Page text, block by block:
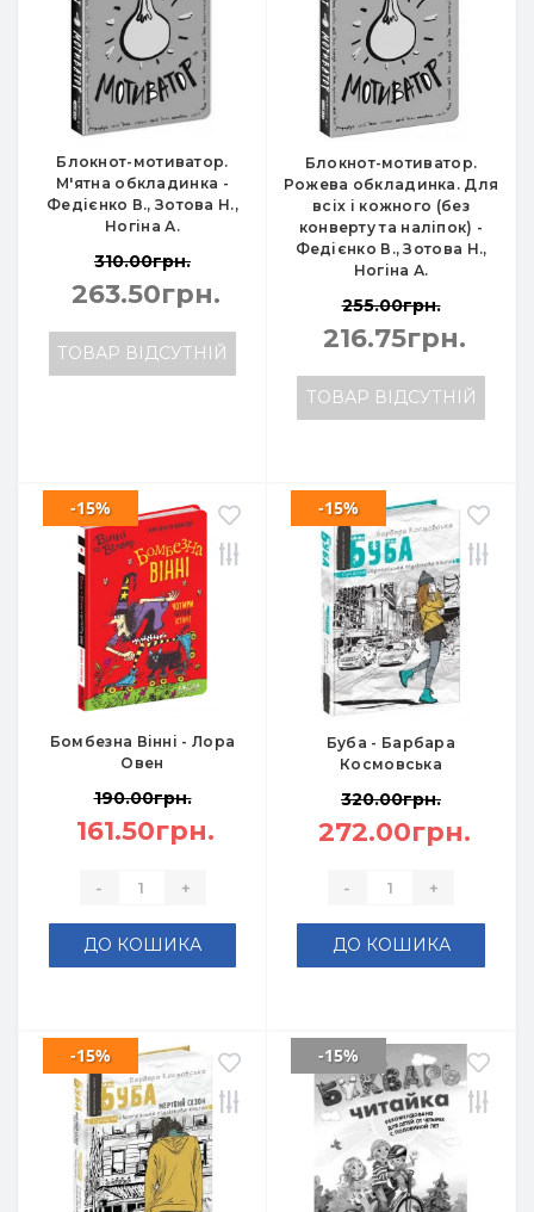
Блокнот-мотиватор.
М'ятна обкладинка -
Федієнко В., Зотова Н.,
Ногіна А.
310.00грн.
263.50грн.
ТОВАР ВІДСУТНІЙ
Блокнот-мотиватор.
Рожева обкладинка. Для
всіх і кожного (без
конверту та наліпок) -
Федієнко В., Зотова Н.,
Ногіна А.
255.00грн.
216.75грн.
ТОВАР ВІДСУТНІЙ
Бомбезна Вінні - Лора
Овен
-15%
190.00грн.
161.50грн.
- +
ДО КОШИКА
Буба - Барбара
Космовська
-15%
320.00грн.
272.00грн.
- +
ДО КОШИКА
-15% -15%